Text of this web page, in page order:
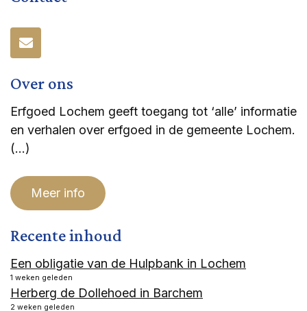
Over ons
Erfgoed Lochem geeft toegang tot ‘alle’ informatie
en verhalen over erfgoed in de gemeente Lochem.
(…)
Meer info
Recente inhoud
Een obligatie van de Hulpbank in Lochem
1 weken geleden
Herberg de Dollehoed in Barchem
2 weken geleden